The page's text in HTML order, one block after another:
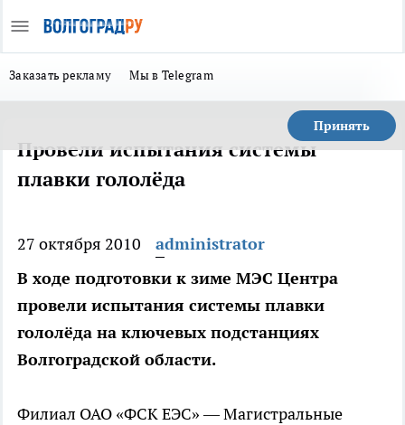
Заказать рекламу Мы в Telegram
Принять
Провели испытания системы
плавки гололёда
27 октября 2010
administrator
В ходе подготовки к зиме МЭС Центра
провели испытания системы плавки
гололёда на ключевых подстанциях
Волгоградской области.
Филиал ОАО «ФСК ЕЭС» — Магистральные